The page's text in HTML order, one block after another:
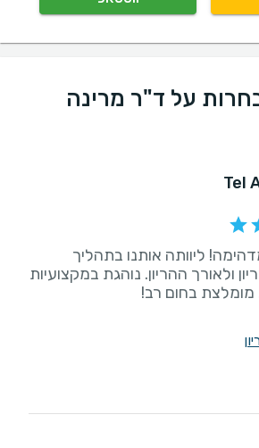
על ד"ר מרינה
ליוותה אותנו בתהליך
ולאורך ההריון. נוהגת במקצועיות
מומלצת בחום רב!